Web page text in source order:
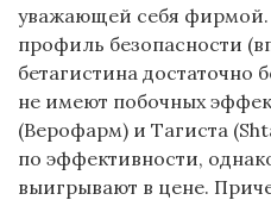
уважающей себя фирмой.
профиль безопасности
бетагистина достаточно
не имеют побочных
(Верофарм) и Тагиста
по эффективности,
выигрывают в цене.